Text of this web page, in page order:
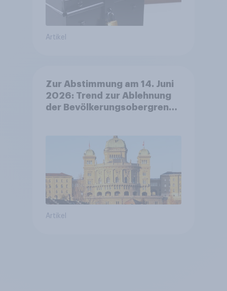
Artikel
Zur Abstimmung am 14. Juni
2026: Trend zur Ablehnung
der Bevölkerungsobergrenze
Zivildienstgesetz sinken
Artikel